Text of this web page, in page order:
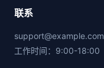
联系
support@example.com
工作时间：9:00-18:00